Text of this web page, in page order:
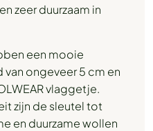
zeer duurzaam in
een mooie
ongeveer 5 cm en
vlaggetje.
zijn de sleutel tot
en duurzame wollen